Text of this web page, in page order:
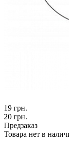
19 грн.
20 грн.
Предзаказ
Товара нет в